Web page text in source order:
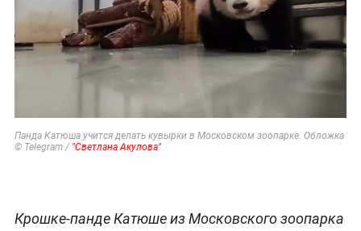
Панда Катюша учится делать кувырки в Московском зоопарке. Обложка
© Telegram / "Светлана Акулова"
Крошке-панде Катюше из Московского зоопарка